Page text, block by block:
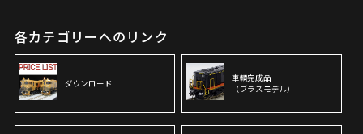
各カテゴリーへのリンク
ダウンロード
車輌完成品
（ブラスモデル）